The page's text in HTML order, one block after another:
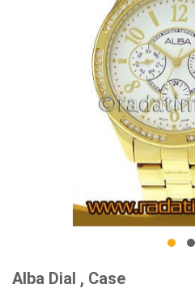
Alba Dial , Case